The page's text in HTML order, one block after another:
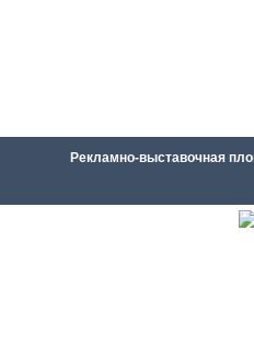
Рекламно-выставочная